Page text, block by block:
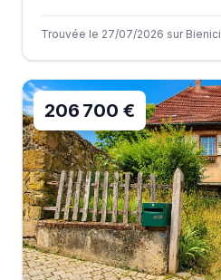
Trouvée le 27/07/2026 sur Bienici
206 700 €